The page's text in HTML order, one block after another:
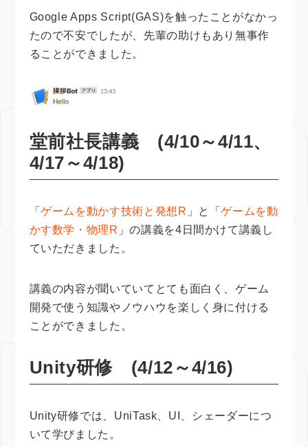
Google Apps Script(GAS)を触ったことがなかっ
たので不安でしたが、先輩の助けもあり無事作
ることができました。
堂前社長講義 (4/10～4/11、
4/17～4/18)
「ゲームを動かす技術と発想R 」と「ゲームを動
かす数学・物理R 」の講義を4日間かけて講義し
ていただきました。
講義の内容が聞いていてとても面白く、ゲーム
開発で使う知識やノウハウを楽しく身に付ける
ことができました。
Unity研修 (4/12～4/16)
Unity研修では、UniTask、UI、シェーダーにつ
いて学びました。